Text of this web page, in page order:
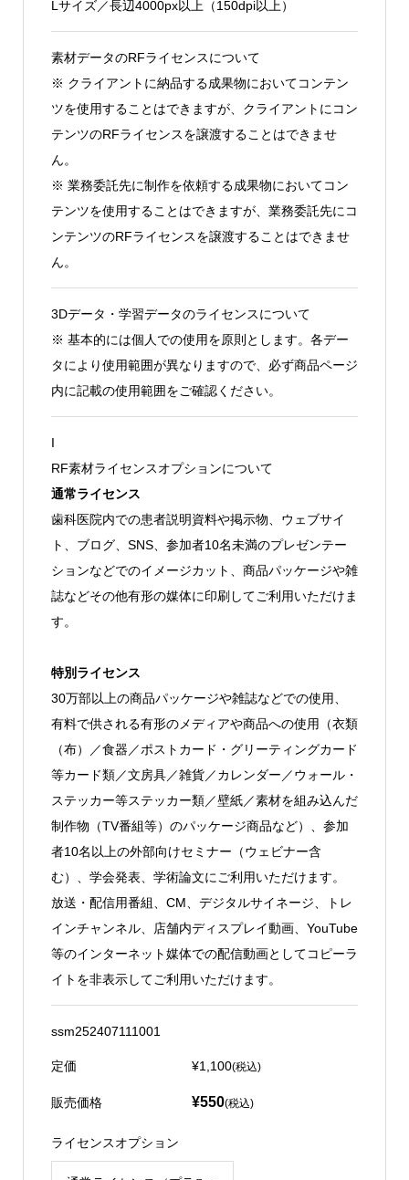
Lサイズ／長辺4000px以上（150dpi以上）
素材データのRFライセンスについて
※ クライアントに納品する成果物においてコンテン
ツを使用することはできますが、クライアントにコン
テンツのRFライセンスを譲渡することはできませ
ん。
※ 業務委託先に制作を依頼する成果物においてコン
テンツを使用することはできますが、業務委託先にコ
ンテンツのRFライセンスを譲渡することはできませ
ん。
3Dデータ・学習データのライセンスについて
※ 基本的には個人での使用を原則とします。各デー
タにより使用範囲が異なりますので、必ず商品ページ
内に記載の使用範囲をご確認ください。
I
RF素材ライセンスオプションについて
通常ライセンス
歯科医院内での患者説明資料や掲示物、ウェブサイ
ト、ブログ、SNS、参加者10名未満のプレゼンテー
ションなどでのイメージカット、商品パッケージや雑
誌などその他有形の媒体に印刷してご利用いただけま
す。
特別ライセンス
30万部以上の商品パッケージや雑誌などでの使用、
有料で供される有形のメディアや商品への使用（衣類
（布）／食器／ポストカード・グリーティングカード
等カード類／文房具／雑貨／カレンダー／ウォール・
ステッカー等ステッカー類／壁紙／素材を組み込んだ
制作物（TV番組等）のパッケージ商品など）、参加
者10名以上の外部向けセミナー（ウェビナー含
む）、学会発表、学術論文にご利用いただけます。
放送・配信用番組、CM、デジタルサイネージ、トレ
インチャンネル、店舗内ディスプレイ動画、YouTube
等のインターネット媒体での配信動画としてコピーラ
イトを非表示してご利用いただけます。
ssm252407111001
定価 ¥1,100(税込)
販売価格 ¥550(税込)
ライセンスオプション